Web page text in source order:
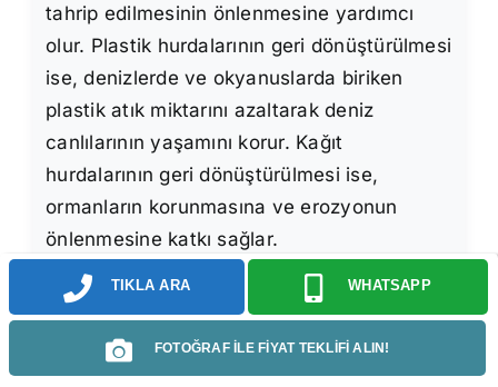
tahrip edilmesinin önlenmesine yardımcı
olur. Plastik hurdalarının geri dönüştürülmesi
ise, denizlerde ve okyanuslarda biriken
plastik atık miktarını azaltarak deniz
canlılarının yaşamını korur. Kağıt
hurdalarının geri dönüştürülmesi ise,
ormanların korunmasına ve erozyonun
önlenmesine katkı sağlar.
Buldan Hurdacılık sektörünün daha etkin ve
verimli hale getirilmesi için çeşitli çalışmalar
yapılmaktadır. Öncelikle, hurda toplama ve
TIKLA ARA WHATSAPP
FOTOĞRAF İLE FİYAT TEKLİFİ ALIN!